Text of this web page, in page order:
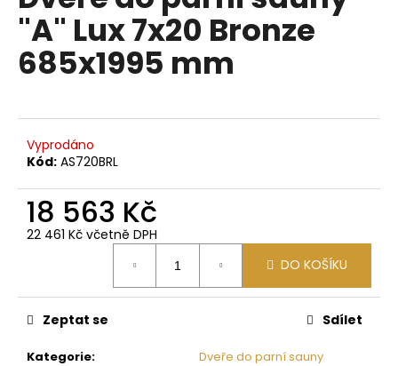
0,0
5
hvězdiček.
"A" Lux 7x20 Bronze
685x1995 mm
Vyprodáno
Kód: AS720BRL
18 563 Kč
22 461 Kč včetně DPH
DO KOŠÍKU
Kategorie:
Dveře do parní sauny
Zeptat se Sdílet
a
j
í
?
o
p